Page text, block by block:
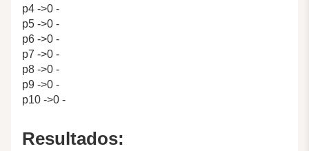
p4 ->0 -
p5 ->0 -
p6 ->0 -
p7 ->0 -
p8 ->0 -
p9 ->0 -
p10 ->0 -
Resultados: